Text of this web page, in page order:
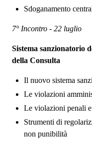
Sdoganamento
7° Incontro - 22 luglio
Sistema sanzionatorio
della Consulta
Il nuovo sistema
Le violazioni
Le violazioni penali
Strumenti di
non punibilità